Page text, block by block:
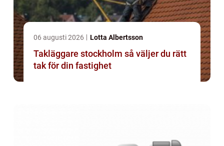
06 augusti 2026 Lotta Albertsson
Takläggare stockholm så väljer du rätt
tak för din fastighet